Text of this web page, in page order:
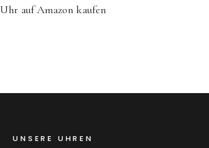
Uhr auf Amazon kaufen
UNSERE UHREN